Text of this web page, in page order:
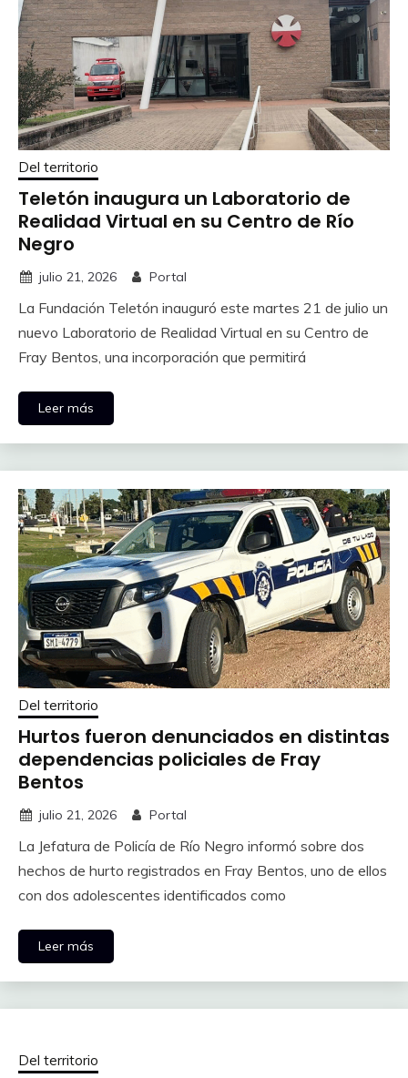
Del territorio
Teletón inaugura un Laboratorio de
Realidad Virtual en su Centro de Río
Negro
julio 21, 2026 Portal
La Fundación Teletón inauguró este martes 21 de julio un
nuevo Laboratorio de Realidad Virtual en su Centro de
Fray Bentos, una incorporación que permitirá
Leer más
Del territorio
Hurtos fueron denunciados en distintas
dependencias policiales de Fray
Bentos
julio 21, 2026 Portal
La Jefatura de Policía de Río Negro informó sobre dos
hechos de hurto registrados en Fray Bentos, uno de ellos
con dos adolescentes identificados como
Leer más
Del territorio